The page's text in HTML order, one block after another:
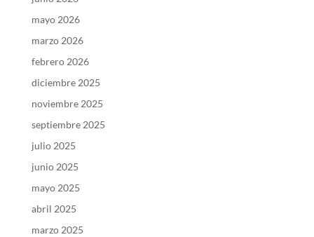
mayo 2026
marzo 2026
febrero 2026
diciembre 2025
noviembre 2025
septiembre 2025
julio 2025
junio 2025
mayo 2025
abril 2025
marzo 2025